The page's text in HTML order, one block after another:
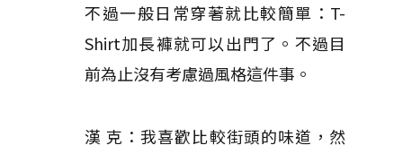
不過一般日常穿著就比較簡單：T-
Shirt加長褲就可以出門了。不過目
前為止沒有考慮過風格這件事。
漢 克：我喜歡比較街頭的味道，然